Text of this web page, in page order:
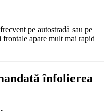
pe autostradă sau pe
apare mult mai rapid
înfolierea